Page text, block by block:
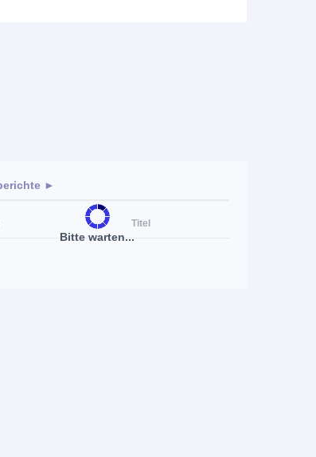
Bitte warten...
►
Titel